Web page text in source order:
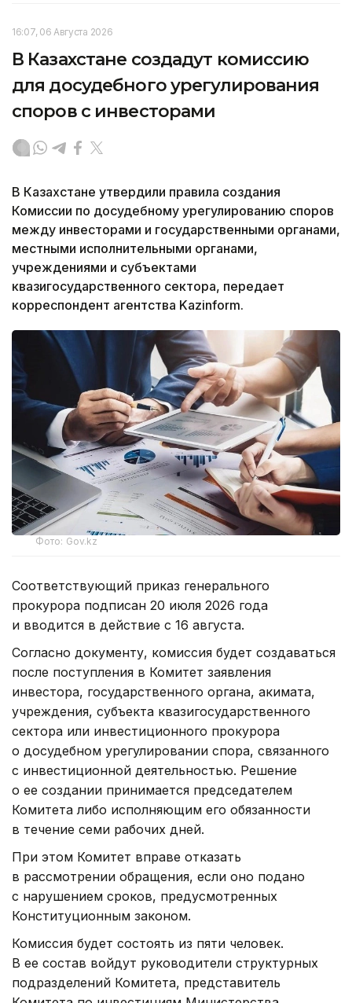
16:07, 06 Августа 2026
В Казахстане создадут комиссию
для досудебного урегулирования
споров с инвесторами
В Казахстане утвердили правила создания
Комиссии по досудебному урегулированию споров
между инвесторами и государственными органами,
местными исполнительными органами,
учреждениями и субъектами
квазигосударственного сектора, передает
корреспондент агентства Kazinform.
Фото: Gov.kz
Соответствующий приказ генерального
прокурора подписан 20 июля 2026 года
и вводится в действие с 16 августа.
Согласно документу, комиссия будет создаваться
после поступления в Комитет заявления
инвестора, государственного органа, акимата,
учреждения, субъекта квазигосударственного
сектора или инвестиционного прокурора
о досудебном урегулировании спора, связанного
с инвестиционной деятельностью. Решение
о ее создании принимается председателем
Комитета либо исполняющим его обязанности
в течение семи рабочих дней.
При этом Комитет вправе отказать
в рассмотрении обращения, если оно подано
с нарушением сроков, предусмотренных
Конституционным законом.
Комиссия будет состоять из пяти человек.
В ее состав войдут руководители структурных
подразделений Комитета, представитель